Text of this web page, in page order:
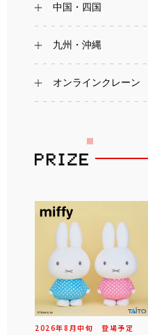
中国・四国
九州・沖縄
オンラインクレーン
2026年8 月中旬 登場予定